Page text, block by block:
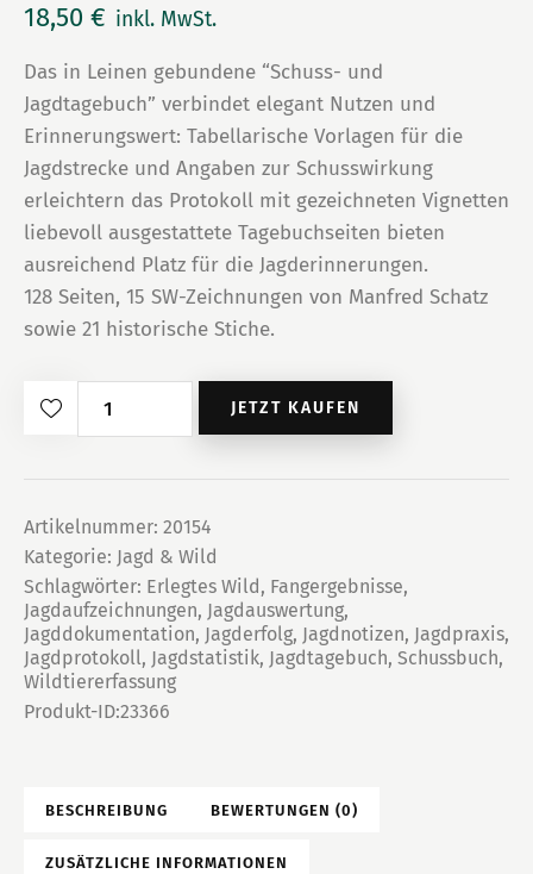
18,50 € inkl. MwSt.
Das in Leinen gebundene “Schuss- und
Jagdtagebuch” verbindet elegant Nutzen und
Erinnerungswert: Tabellarische Vorlagen für die
Jagdstrecke und Angaben zur Schusswirkung
erleichtern das Protokoll mit gezeichneten Vignetten
liebevoll ausgestattete Tagebuchseiten bieten
ausreichend Platz für die Jagderinnerungen.
128 Seiten, 15 SW-Zeichnungen von Manfred Schatz
sowie 21 historische Stiche.
Schuss-
und
JETZT KAUFEN
Artikelnummer: 20154
Kategorie: Jagd & Wild
Schlagwörter: Erlegtes Wild , Fangergebnisse,
Jagdaufzeichnungen, Jagdauswertung,
Jagddokumentation, Jagderfolg, Jagdnotizen, Jagdpraxis,
Jagdprotokoll, Jagdstatistik, Jagdtagebuch, Schussbuch,
Wildtiererfassung
Produkt-ID:23366
BESCHREIBUNG BEWERTUNGEN (0)
ZUSÄTZLICHE INFORMATIONEN